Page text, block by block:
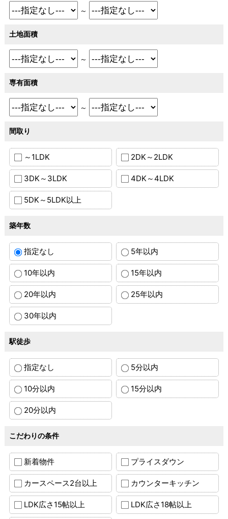
～
土地面積
～
専有面積
～
間取り
～1LDK 2DK～2LDK
3DK～3LDK 4DK～4LDK
5DK～5LDK以上
築年数
指定なし 5年以内
10年以内 15年以内
20年以内 25年以内
30年以内
駅徒歩
指定なし 5分以内
10分以内 15分以内
20分以内
こだわりの条件
新着物件 プライスダウン
カースペース2台以上 カウンターキッチン
LDK広さ15帖以上 LDK広さ18帖以上